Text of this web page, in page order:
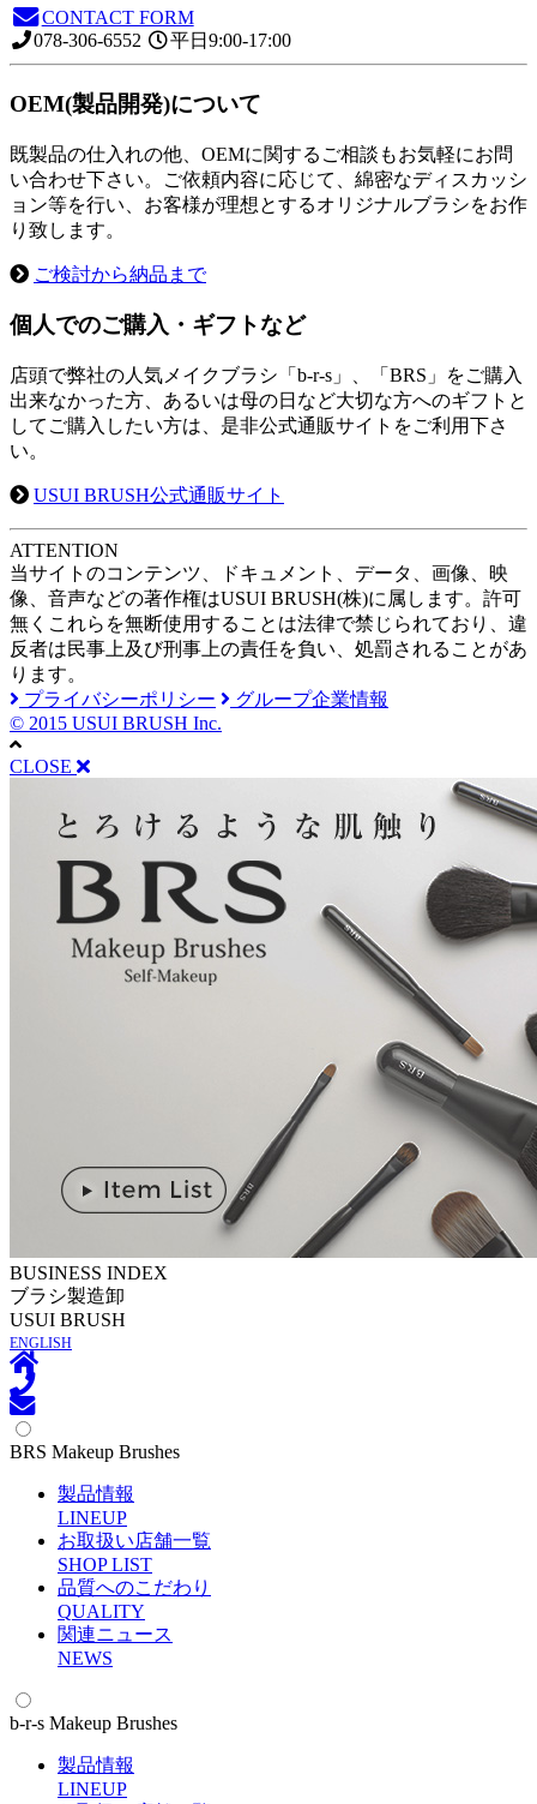
CONTACT FORM
078-306-6552
平日9:00-17:00
OEM(製品開発)について
既製品の仕入れの他、OEMに関するご相談もお気軽にお問
い合わせ下さい。ご依頼内容に応じて、綿密なディスカッシ
ョン等を行い、お客様が理想とするオリジナルブラシをお作
り致します。
ご検討から納品まで
個人でのご購入・ギフトなど
店頭で弊社の人気メイクブラシ「b-r-s」、「BRS」をご購入
出来なかった方、あるいは母の日など大切な方へのギフトと
してご購入したい方は、是非公式通販サイトをご利用下さ
い。
USUI BRUSH公式通販サイト
ATTENTION
当サイトのコンテンツ、ドキュメント、データ、画像、映
像、音声などの著作権はUSUI BRUSH(株)に属します。許可
無くこれらを無断使用することは法律で禁じられており、違
反者は民事上及び刑事上の責任を負い、処罰されることがあ
ります。
プライバシーポリシー
グループ企業情報
© 2015 USUI BRUSH Inc.
CLOSE
BUSINESS INDEX
ブラシ製造卸
USUI BRUSH
ENGLISH
BRS Makeup Brushes
製品情報
LINEUP
お取扱い店舗一覧
SHOP LIST
品質へのこだわり
QUALITY
関連ニュース
NEWS
b-r-s Makeup Brushes
製品情報
LINEUP